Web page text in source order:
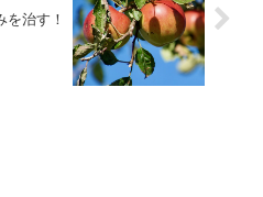
を治す！